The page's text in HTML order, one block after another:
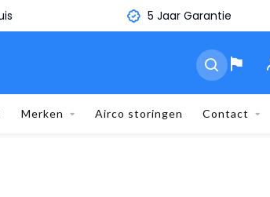
Binnen 1 minuut je eigen offerte
Merken Airco storingen Contact